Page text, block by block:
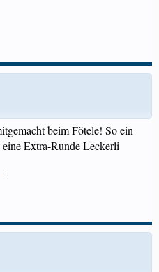
beim Fötele! So ein
Extra-Runde Leckerli